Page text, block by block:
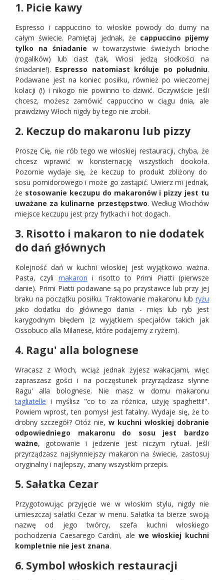
1. Picie kawy
Espresso i cappuccino to włoskie powody do dumy na
całym świecie. Pamiętaj jednak, że cappuccino pijemy
tylko na śniadanie w towarzystwie świeżych brioche
(rogalików) lub ciast (tak, Włosi jedzą słodkości na
śniadanie!). Espresso natomiast króluje po południu.
Podawane jest na koniec posiłku, również po wieczornej
kolacji (!) i nikogo nie powinno to dziwić. Oczywiście jeśli
chcesz, możesz zamówić cappuccino w ciągu dnia, ale
prawdziwy Włoch nigdy by tego nie zrobił.
2. Keczup do makaronu lub pizzy
Proszę Cię, nie rób tego we włoskiej restauracji, chyba, że
chcesz wprawić w konsternację wszystkich dookoła.
Pozornie wydaje się, że keczup to produkt zbliżony do
sosu pomidorowego i może go zastąpić. Uwierz mi jednak,
że stosowanie keczupu do makaronów i pizzy jest tu
uważane za kulinarne przestępstwo. Według Włochów
miejsce keczupu jest przy frytkach i hot dogach.
3. Risotto i makaron to nie dodatek
do dań głównych
Kolejność dań w kuchni włoskiej jest wyjątkowo ważna.
Pasta, czyli makaron i risotto to Primi Piatti (pierwsze
danie). Primi Piatti podawane są po przystawce lub przy jej
braku na początku posiłku. Traktowanie makaronu lub ryżu
jako dodatku do głównego dania - mięs lub ryb jest
karygodnym błędem (z wyjątkiem specjałów takich jak
Ossobuco alla Milanese, które podajemy z ryżem).
4. Ragu' alla bolognese
Wracasz z Włoch, wciąż jednak żyjesz wakacjami, więc
zapraszasz gości i na poczęstunek przyrządzasz słynne
Ragu' alla bolognese. Nie masz w domu makaronu
tagliatelle i myślisz "co to za różnica, użyję spaghetti!".
Powiem wprost, ten pomysł jest fatalny. Wydaje się, że to
drobny szczegół? Otóż nie, w kuchni włoskiej dobranie
odpowiedniego makaronu do sosu jest bardzo
ważne, gotowanie i jedzenie jest niczym rytuał. Jeśli
przyrządzasz najsłynniejszy makaron na świecie, zastosuj
oryginalny i najlepszy, znany wszystkim przepis.
5. Sałatka Cezar
Przygotowując przyjęcie we w włoskim stylu, nigdy nie
umieszczaj sałatki Cezar w menu. Sałatka ta bierze swoją
nazwę od jego twórcy, szefa kuchni włoskiego
pochodzenia Caesarego Cardini, ale we włoskiej kuchni
kompletnie nie jest znana.
6. Symbol włoskich restauracji